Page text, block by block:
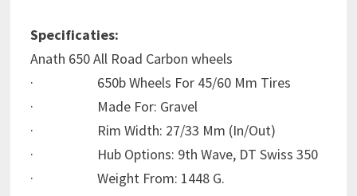
Specificaties:
Anath 650 All Road Carbon wheels
· 650b Wheels For 45/60 Mm Tires
· Made For: Gravel
· Rim Width: 27/33 Mm (In/Out)
· Hub Options: 9th Wave, DT Swiss 350
· Weight From: 1448 G.